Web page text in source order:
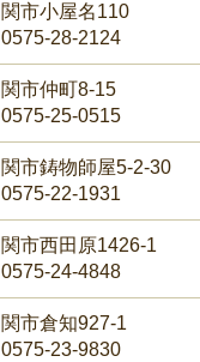
関市小屋名110
0575-28-2124
関市仲町8-15
0575-25-0515
関市鋳物師屋5-2-30
0575-22-1931
関市西田原1426-1
0575-24-4848
関市倉知927-1
0575-23-9830